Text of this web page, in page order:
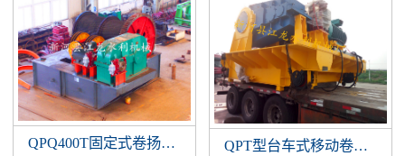
QPQ400T固定式卷扬启闭机 QPT型台车式移动卷扬启闭